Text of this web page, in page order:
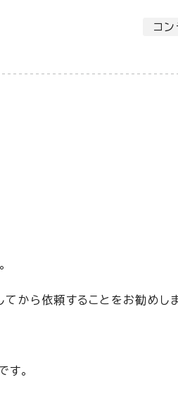
コ
から依頼することをお勧めし
。